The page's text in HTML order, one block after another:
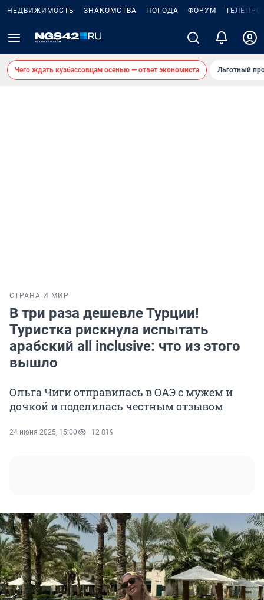
НЕДВИЖИМОСТЬ ЗНАКОМСТВА ПОГОДА ФОРУМ
Чего ждать кузбассовцам осенью — ответ экономиста Льготный
СТРАНА И МИР
В три раза дешевле Турции!
Туристка рискнула испытать
арабский all inclusive: что из этого
вышло
Ольга Чиги отправилась в ОАЭ с мужем и
дочкой и поделилась честным отзывом
24 июня 2025, 15:00 12 819